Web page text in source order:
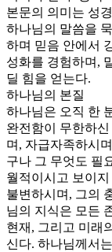
본문의 의미는 성
하나님의 말씀을
하며 믿음 안에서
성화를 경험하며,
딜 힘을 얻는다.
하나님의 본질
하나님은 오직 한
완전함이 무한하
며, 자급자족하시
구나 그 무엇도 필
월적이시고 보이
불변하시며, 그의
님의 지식은 모든
현재, 그리고 미래
신다. 하나님께서